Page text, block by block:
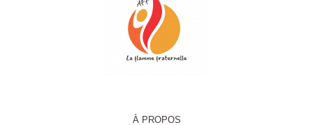
À PROPOS